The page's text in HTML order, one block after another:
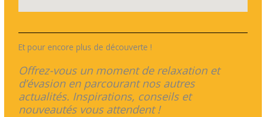
Et pour encore plus de découverte !
Offrez-vous un moment de relaxation et
d’évasion en parcourant nos autres
actualités. Inspirations, conseils et
nouveautés vous attendent !